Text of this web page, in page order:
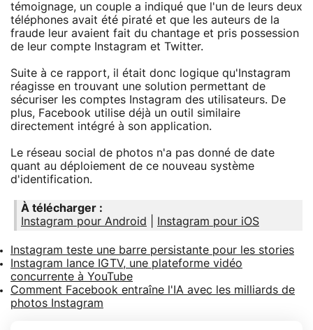
témoignage, un couple a indiqué que l'un de leurs deux
téléphones avait été piraté et que les auteurs de la
fraude leur avaient fait du chantage et pris possession
de leur compte Instagram et Twitter.
Suite à ce rapport, il était donc logique qu'Instagram
réagisse en trouvant une solution permettant de
sécuriser les comptes Instagram des utilisateurs. De
plus, Facebook utilise déjà un outil similaire
directement intégré à son application.
Le réseau social de photos n'a pas donné de date
quant au déploiement de ce nouveau système
d'identification.
À télécharger :
Instagram pour Android
Instagram pour iOS
Instagram teste une barre persistante pour les stories
Instagram lance IGTV, une plateforme vidéo
concurrente à YouTube
Comment Facebook entraîne l'IA avec les milliards de
photos Instagram